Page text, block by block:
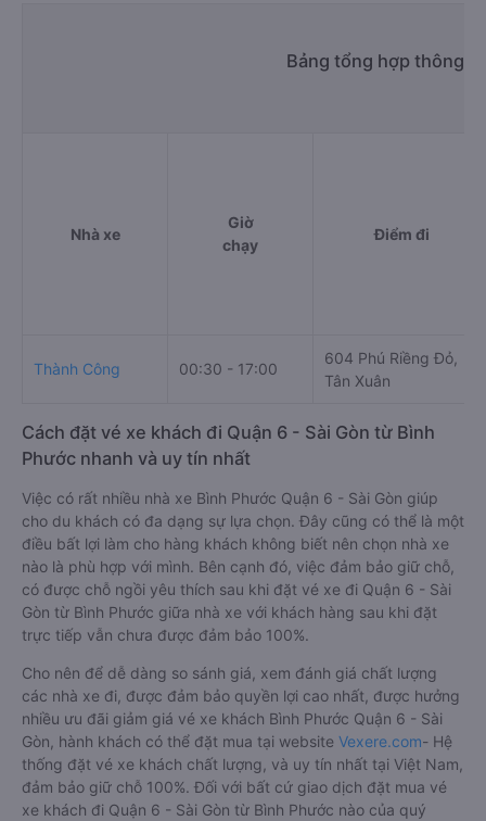
Bảng tổng hợp thông
Nhà xe
Giờ
chạy
Điểm đi
Thành Công 00:30 - 17:00
604 Phú Riềng Đỏ,
Tân Xuân
Cách đặt vé xe khách đi Quận 6 - Sài Gòn từ Bình
Phước nhanh và uy tín nhất
Việc có rất nhiều nhà xe Bình Phước Quận 6 - Sài Gòn giúp
cho du khách có đa dạng sự lựa chọn. Đây cũng có thể là một
điều bất lợi làm cho hàng khách không biết nên chọn nhà xe
nào là phù hợp với mình. Bên cạnh đó, việc đảm bảo giữ chỗ,
có được chỗ ngồi yêu thích sau khi đặt vé xe đi Quận 6 - Sài
Gòn từ Bình Phước giữa nhà xe với khách hàng sau khi đặt
trực tiếp vẫn chưa được đảm bảo 100%.
Cho nên để dễ dàng so sánh giá, xem đánh giá chất lượng
các nhà xe đi, được đảm bảo quyền lợi cao nhất, được hưởng
nhiều ưu đãi giảm giá vé xe khách Bình Phước Quận 6 - Sài
Gòn, hành khách có thể đặt mua tại website Vexere.com- Hệ
thống đặt vé xe khách chất lượng, và uy tín nhất tại Việt Nam,
đảm bảo giữ chỗ 100%. Đối với bất cứ giao dịch đặt mua vé
xe khách đi Quận 6 - Sài Gòn từ Bình Phước nào của quý